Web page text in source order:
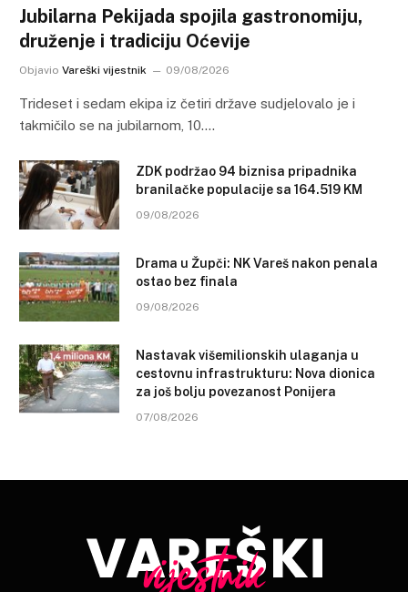
Jubilarna Pekijada spojila gastronomiju,
druženje i tradiciju Oćevije
Objavio Vareški vijestnik 09/08/2026
Trideset i sedam ekipa iz četiri države sudjelovalo je i
takmičilo se na jubilarnom, 10.…
ZDK podržao 94 biznisa pripadnika
branilačke populacije sa 164.519 KM
09/08/2026
Drama u Župči: NK Vareš nakon penala
ostao bez finala
09/08/2026
Nastavak višemilionskih ulaganja u
cestovnu infrastrukturu: Nova dionica
za još bolju povezanost Ponijera
07/08/2026